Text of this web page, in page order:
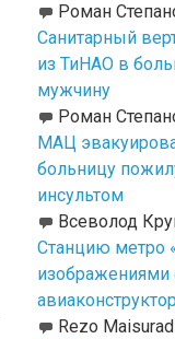
Роман
Санитарный
из ТиНАО в
мужчину
Роман
МАЦ
больницу
инсультом
Всеволод
Станцию метро
изображениями
Rezo